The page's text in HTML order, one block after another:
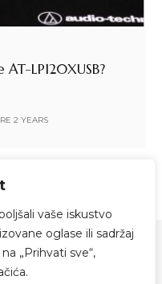
vaše iskustvo
oglase ili sadržaj
„Prihvati sve“,
LP120XUSB?
2 YEARS
me